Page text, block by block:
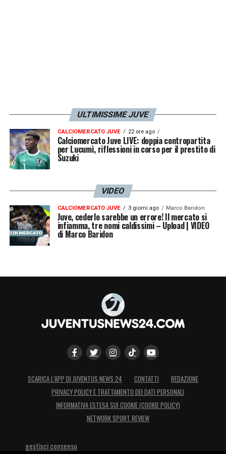
ULTIMISSIME JUVE
CALCIOMERCATO JUVE 22 ore ago
Calciomercato Juve LIVE: doppia contropartita
per Lucumì, riflessioni in corso per il prestito di
Suzuki
VIDEO
CALCIOMERCATO JUVE 3 giorni ago Marco Baridon
Juve, cederlo sarebbe un errore! Il mercato si
infiamma, tre nomi caldissimi – Upload | VIDEO
di Marco Baridon
SCARICA L’APP DI JUVENTUS NEWS 24 CONTATTI
REDAZIONE
PRIVACY POLICY E TRATTAMENTO DEI DATI PERSONALI
INFORMATIVA ESTESA SUI COOKIE (COOKIE POLICY)
NETWORK SPORT REVIEW
gestisci consenso